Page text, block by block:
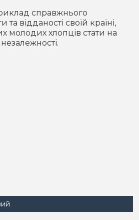
справжнього
та відданості своїй країні,
молодих хлопців стати на
незалежності.